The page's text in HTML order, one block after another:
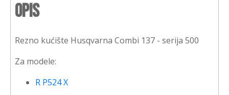
Opis
Rezno kućište Husqvarna Combi 137 - serija 500
Za modele:
R P524 X